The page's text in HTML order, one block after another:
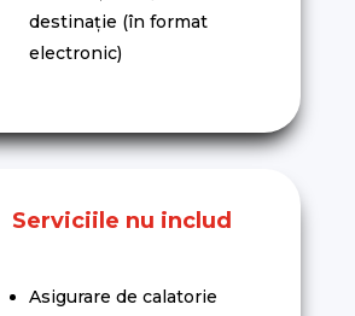
destinație (în format
electronic)
Serviciile nu includ
Asigurare de calatorie